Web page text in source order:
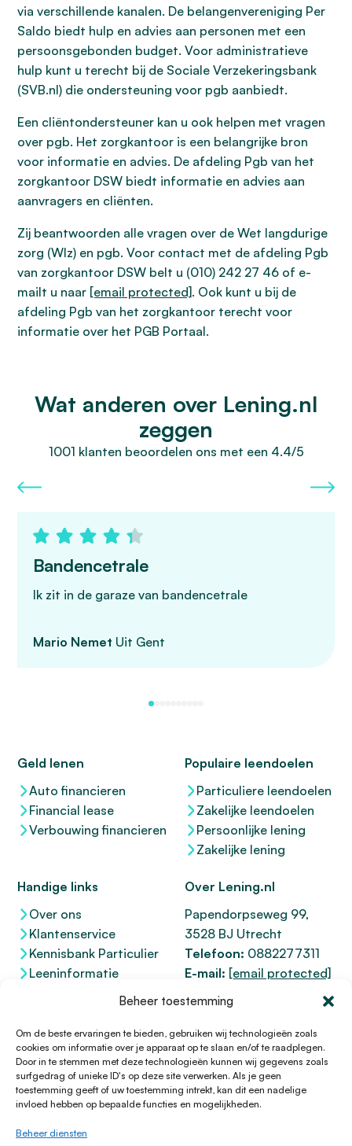
Beheer toestemming
Om de beste ervaringen te bieden, gebruiken wij technologieën zoals
cookies om informatie over je apparaat op te slaan en/of te raadplegen.
Door in te stemmen met deze technologieën kunnen wij gegevens zoals
surfgedrag of unieke ID's op deze site verwerken. Als je geen
toestemming geeft of uw toestemming intrekt, kan dit een nadelige
invloed hebben op bepaalde functies en mogelijkheden.
Beheer diensten
via verschillende kanalen. De belangenvereniging Per
Saldo biedt hulp en advies aan personen met een
persoonsgebonden budget. Voor administratieve
hulp kunt u terecht bij de Sociale Verzekeringsbank
(SVB.nl) die ondersteuning voor pgb aanbiedt.
Een cliëntondersteuner kan u ook helpen met vragen
over pgb. Het zorgkantoor is een belangrijke bron
voor informatie en advies. De afdeling Pgb van het
zorgkantoor DSW biedt informatie en advies aan
aanvragers en cliënten.
Zij beantwoorden alle vragen over de Wet langdurige
zorg (Wlz) en pgb. Voor contact met de afdeling Pgb
van zorgkantoor DSW belt u (010) 242 27 46 of e-
mailt u naar [email protected]. Ook kunt u bij de
afdeling Pgb van het zorgkantoor terecht voor
informatie over het PGB Portaal.
Wat anderen over Lening.nl
zeggen
1001 klanten beoordelen ons met een 4.4/5
Bandencetrale
Ik zit in de garaze van bandencetrale
Mario Nemet Uit Gent
Geld lenen
Auto financieren
Financial lease
Verbouwing financieren
Populaire leendoelen
Particuliere leendoelen
Zakelijke leendoelen
Persoonlijke lening
Zakelijke lening
Handige links
Over ons
Klantenservice
Kennisbank Particulier
Leeninformatie
Over Lening.nl
Papendorpseweg 99,
3528 BJ Utrecht
Telefoon: 0882277311
E-mail: [email protected]
KvK 76100200
12047091
Kifid 300.017942
© 1996 - 2026 Lening.nl
Privacy Policy